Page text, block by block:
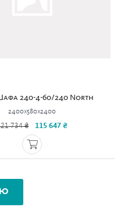
240-4-60/240 North
2400x580x2400
734 ₴ 115 647 ₴